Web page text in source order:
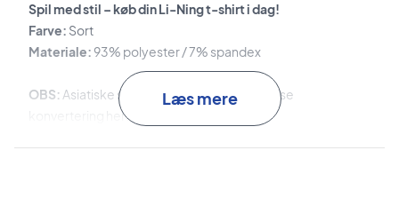
Spil med stil – køb din Li-Ning t-shirt i dag!
Farve: Sort
Materiale: 93% polyester / 7% spandex
OBS: Asiatiske størrelser angivet i nakken – se
konvertering herunder:
Læs mere